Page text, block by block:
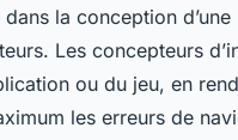
la conception
Les concepteurs
ou du jeu, en
les erreurs de